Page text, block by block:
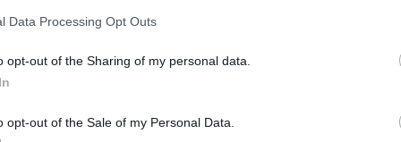
en la información personal utilizada por nosotros o en
por no participar en la divulgación adicional de su información
en la Lista de participantes intermedios de la IAB.
Data Processing Opt Outs
opt-out of the Sharing of my personal data.
opt-out of the Sale of my Personal Data.
por Nintendo. Acompaña
John Hanke, explicará
una visión única
móvil de Pokémon que